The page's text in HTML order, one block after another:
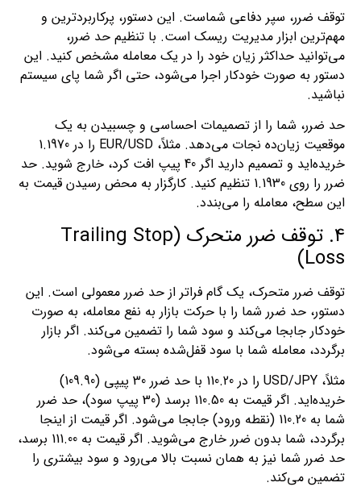
توقف ضرر، سپر دفاعی شماست. این دستور، پرکاربردترین و
مهم‌ترین ابزار مدیریت ریسک است. با تنظیم حد ضرر،
می‌توانید حداکثر زیان خود را در یک معامله مشخص کنید. این
دستور به صورت خودکار اجرا می‌شود، حتی اگر شما پای سیستم
نباشید.
حد ضرر، شما را از تصمیمات احساسی و چسبیدن به یک
موقعیت زیان‌ده نجات می‌دهد. مثلاً، EUR/USD را در 1.1970
خریده‌اید و تصمیم دارید اگر 40 پیپ افت کرد، خارج شوید. حد
ضرر را روی 1.1930 تنظیم کنید. کارگزار به محض رسیدن قیمت به
این سطح، معامله را می‌بندد.
4. توقف ضرر متحرک (Trailing Stop
Loss)
توقف ضرر متحرک، یک گام فراتر از حد ضرر معمولی است. این
دستور، حد ضرر شما را با حرکت بازار به نفع معامله، به صورت
خودکار جابجا می‌کند و سود شما را تضمین می‌کند. اگر بازار
برگردد، معامله شما با سود قفل‌شده بسته می‌شود.
مثلاً، USD/JPY را در 110.20 با حد ضرر 30 پیپی (109.90)
خریده‌اید. اگر قیمت به 110.50 برسد (30 پیپ سود)، حد ضرر
شما به 110.20 (نقطه ورود) جابجا می‌شود. اگر قیمت از اینجا
برگردد، شما بدون ضرر خارج می‌شوید. اگر قیمت به 111.00 برسد،
حد ضرر شما نیز به همان نسبت بالا می‌رود و سود بیشتری را
تضمین می‌کند.